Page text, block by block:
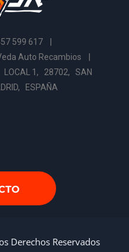
599 617 |
Auto Recambios
LOCAL 1, 28702, SAN
ESPAÑA
Derechos Reservados